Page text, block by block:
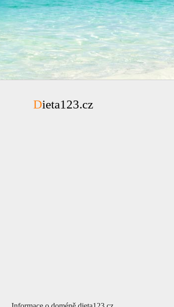
Dieta123.cz